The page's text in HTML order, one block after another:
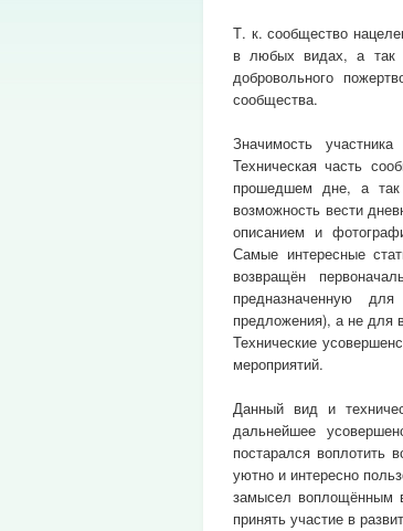
Т. к. сообщество
в любых видах, а так
добровольного
сообщества.
Значимость
Техническая часть
прошедшем дне, а
возможность вести
описанием и
Самые интересные
возвращён
предназначенную
предложения), а не для
Технические
мероприятий.
Данный вид и
дальнейшее
постарался воплотить
уютно и интересно
замысел воплощённым
принять участие в